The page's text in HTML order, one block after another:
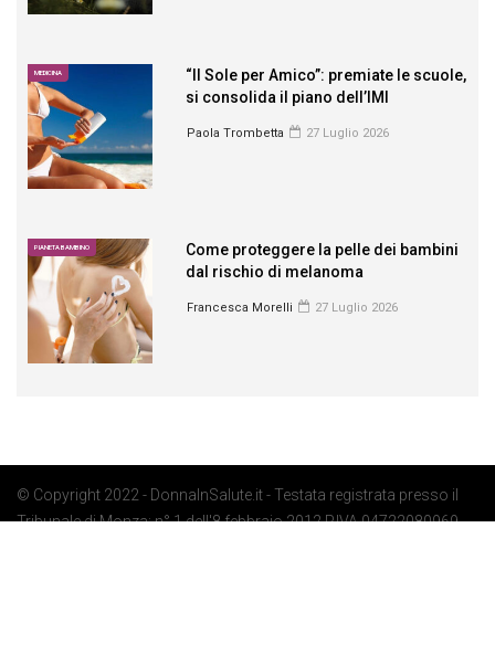
MEDICINA
“Il Sole per Amico”: premiate le scuole,
si consolida il piano dell’IMI
Paola Trombetta 27 Luglio 2026
PIANETA BAMBINO
Come proteggere la pelle dei bambini
dal rischio di melanoma
Francesca Morelli 27 Luglio 2026
© Copyright 2022 - DonnaInSalute.it - Testata registrata presso il
Tribunale di Monza: n° 1 dell'8 febbraio 2012 P.IVA 04722080969 -